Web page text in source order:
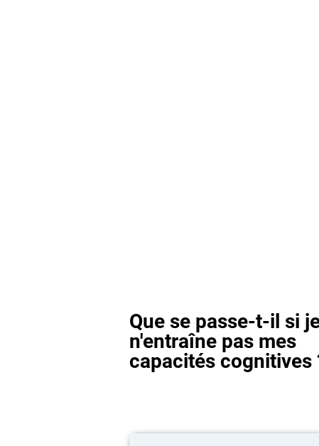
Que se passe-t-il si
n'entraîne pas mes
capacités cognitives